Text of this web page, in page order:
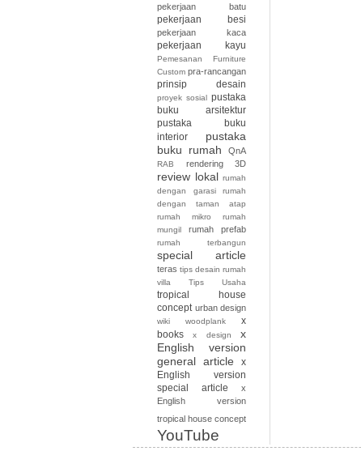
pekerjaan batu
pekerjaan besi
pekerjaan kaca
pekerjaan kayu
Pemesanan Furniture
Custom pra-rancangan
prinsip desain
proyek sosial pustaka
buku arsitektur
pustaka buku
interior
pustaka
buku rumah
QnA
RAB rendering 3D
review lokal rumah
dengan garasi
rumah
dengan taman atap
rumah mikro
rumah
mungil
rumah prefab
rumah terbangun
special article
teras tips desain rumah
villa
Tips Usaha
tropical house
concept urban design
wiki woodplank
x
books
x design
x
English version
general article
x
English version
special article
x
English version
tropical house concept
YouTube